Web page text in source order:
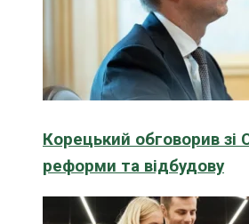
Корецький обговорив зі
реформи та відбудову